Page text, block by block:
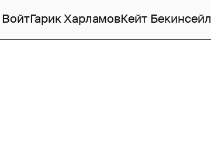
Гарик ХарламовКейт Бекинсейл